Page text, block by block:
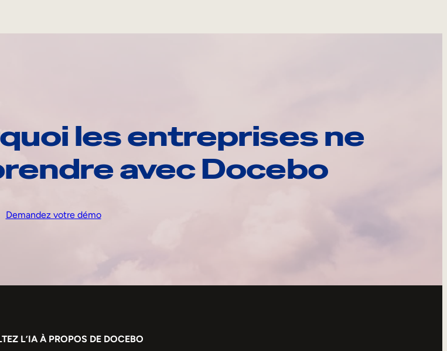
les entreprises ne
avec Docebo
Demandez votre démo
L’IA À PROPOS DE DOCEBO